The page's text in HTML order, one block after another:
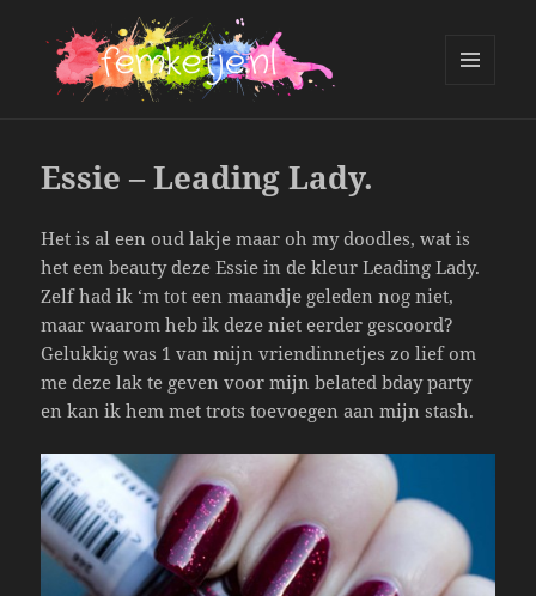
Essie – Leading Lady.
Het is al een oud lakje maar oh my doodles, wat is
het een beauty deze Essie in de kleur Leading Lady.
Zelf had ik ‘m tot een maandje geleden nog niet,
maar waarom heb ik deze niet eerder gescoord?
Gelukkig was 1 van mijn vriendinnetjes zo lief om
me deze lak te geven voor mijn belated bday party
en kan ik hem met trots toevoegen aan mijn stash.